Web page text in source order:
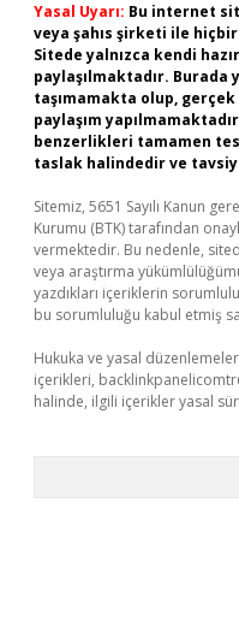
Yasal Uyarı: Bu internet
veya şahıs şirketi ile
Sitede yalnızca kendi
paylaşılmaktadır.
taşımamakta olup,
paylaşım
benzerlikleri tamamen
taslak halindedir ve
Sitemiz, 5651 Sayılı Kanun
Kurumu (BTK) tarafından
vermektedir. Bu nedenle,
veya araştırma
yazdıkları içeriklerin
bu sorumluluğu kabul etmiş
Hukuka ve yasal
içerikleri,
halinde, ilgili içerikler yasal